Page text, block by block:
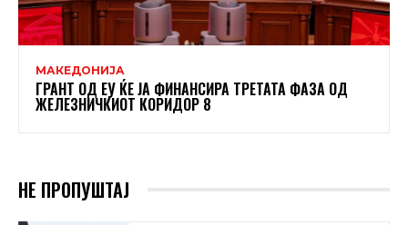
МАКЕДОНИЈА
ГРАНТ ОД ЕУ ЌЕ ЈА ФИНАНСИРА ТРЕТАТА ФАЗА ОД
ЖЕЛЕЗНИЧКИОТ КОРИДОР 8
НЕ ПРОПУШТАЈ